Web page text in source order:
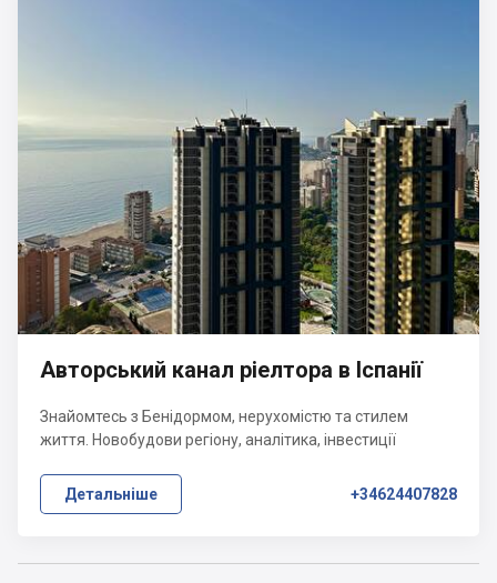
Авторський канал ріелтора в Іспанії
Знайомтесь з Бенідормом, нерухомістю та стилем
життя. Новобудови регіону, аналітика, інвестиції
Детальніше +34624407828